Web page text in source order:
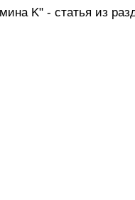
K" - статья из